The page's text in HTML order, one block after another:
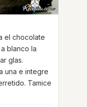
el chocolate
blanco la
glas.
una e integre
Tamice